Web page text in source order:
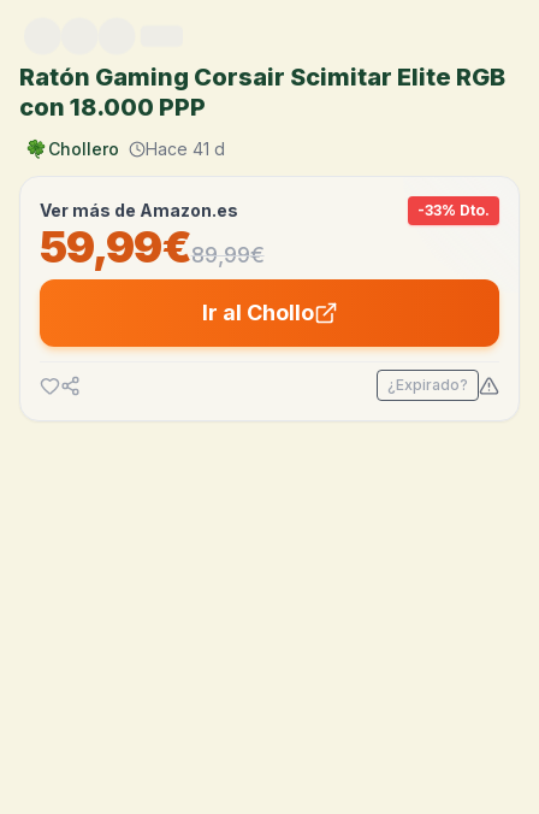
Ratón Gaming Corsair Scimitar Elite RGB
con 18.000 PPP
Chollero Hace 41 d
Ver más de Amazon.es -33% Dto.
59,99€89,99€
Ir al Chollo
¿Expirado?